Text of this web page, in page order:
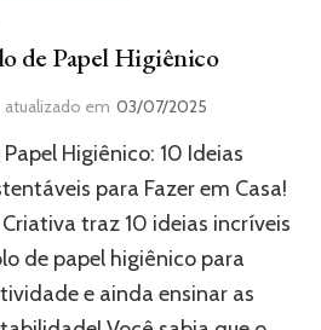
de Papel Higiênico
atualizado em 03/07/2025
Higiênico: 10 Ideias
para Fazer em Casa!
traz 10 ideias incríveis
de papel higiênico para
e ainda ensinar as